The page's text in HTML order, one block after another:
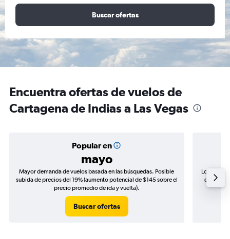
Buscar ofertas
Encuentra ofertas de vuelos de
Cartagena de Indias a Las Vegas
Popular en
mayo
Mayor demanda de vuelos basada en las búsquedas. Posible
subida de precios del 19% (aumento potencial de $145 sobre el
precio promedio de ida y vuelta).
Buscar ofertas
Los
de